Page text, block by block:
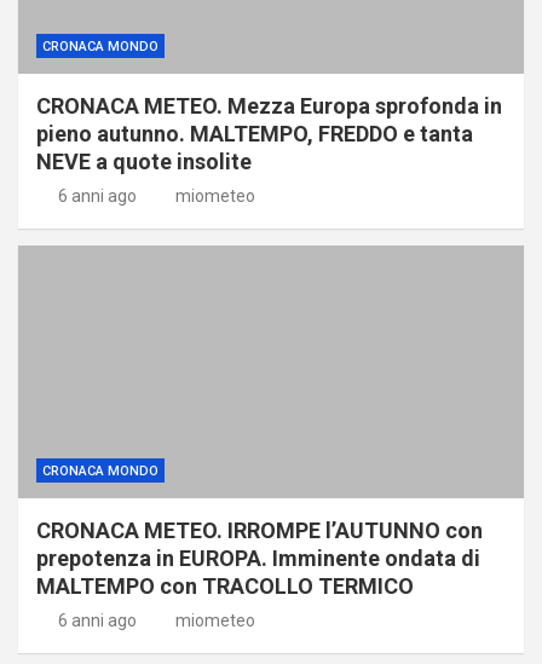
CRONACA MONDO
CRONACA METEO. Mezza Europa sprofonda in
pieno autunno. MALTEMPO, FREDDO e tanta
NEVE a quote insolite
6 anni ago miometeo
CRONACA MONDO
CRONACA METEO. IRROMPE l’AUTUNNO con
prepotenza in EUROPA. Imminente ondata di
MALTEMPO con TRACOLLO TERMICO
6 anni ago miometeo